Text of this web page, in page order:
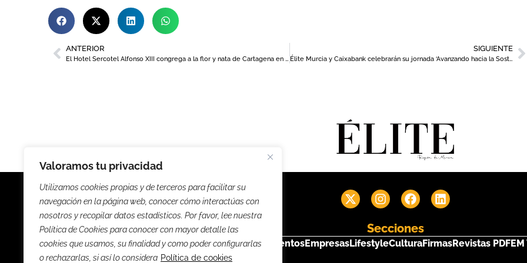
Valoramos tu privacidad
Utilizamos cookies propias y de terceros para facilitar su
navegación en la página web, conocer cómo interactúas con
nosotros y recopilar datos estadísticos. Por favor, lee nuestra
Política de Cookies para conocer con mayor detalle las
cookies que usamos, su finalidad y como poder configurarlas
o rechazarlas, si así lo considera Política de cookies
ANTERIOR
El Hotel Sercotel Alfonso XIII congrega a la flor y nata de Cartagena en su último podcast con el presidente del Odilo CB
SIGUIENTE
Élite Murcia y Caixabank celebrarán su jornada ‘Avanzando hacia la Sostenibilidad’ el próximo 15 de mayo
Secciones
NoticiasEntrevistas EventosEmpresasLifestyleCulturaFirmasRevistas PDFEM